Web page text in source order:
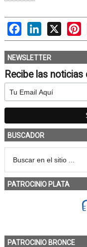
FacebookLinkedIn
X
NEWSLETTER
Recibe las
BUSCADOR
PATROCINIO PLATA
PATROCINIO BRONCE